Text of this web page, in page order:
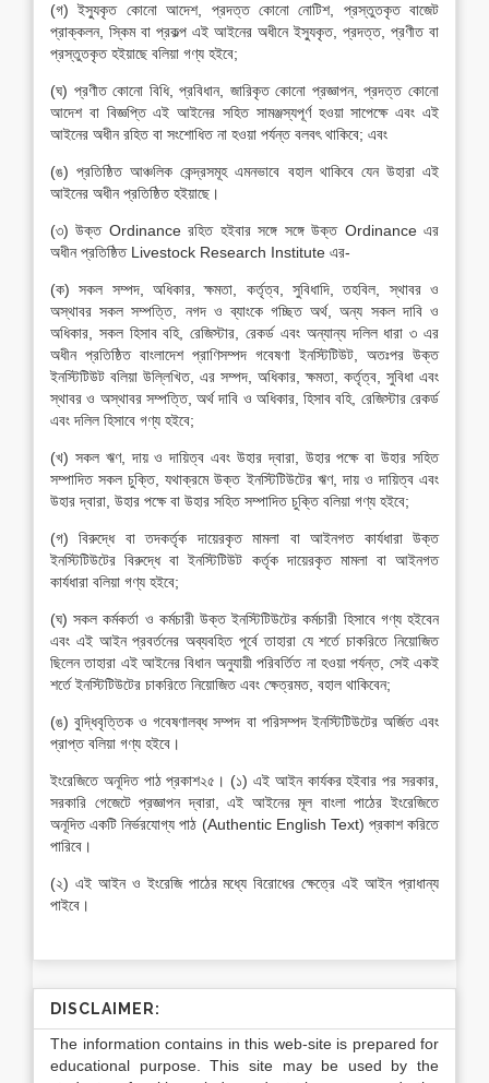
(গ) ইস্যুকৃত কোনো আদেশ, প্রদত্ত কোনো নোটিশ, প্রস্তুতকৃত বাজেট
প্রাক্কলন, স্কিম বা প্রকল্প এই আইনের অধীনে ইস্যুকৃত, প্রদত্ত, প্রণীত বা
প্রস্তুতকৃত হইয়াছে বলিয়া গণ্য হইবে;
(ঘ) প্রণীত কোনো বিধি, প্রবিধান, জারিকৃত কোনো প্রজ্ঞাপন, প্রদত্ত কোনো
আদেশ বা বিজ্ঞপ্তি এই আইনের সহিত সামঞ্জস্যপূর্ণ হওয়া সাপেক্ষে এবং এই
আইনের অধীন রহিত বা সংশোধিত না হওয়া পর্যন্ত বলবৎ থাকিবে; এবং
(ঙ) প্রতিষ্ঠিত আঞ্চলিক কেন্দ্রসমূহ এমনভাবে বহাল থাকিবে যেন উহারা এই
আইনের অধীন প্রতিষ্ঠিত হইয়াছে।
(৩) উক্ত Ordinance রহিত হইবার সঙ্গে সঙ্গে উক্ত Ordinance এর
অধীন প্রতিষ্ঠিত Livestock Research Institute এর-
(ক) সকল সম্পদ, অধিকার, ক্ষমতা, কর্তৃত্ব, সুবিধাদি, তহবিল, স্থাবর ও
অস্থাবর সকল সম্পত্তি, নগদ ও ব্যাংকে গচ্ছিত অর্থ, অন্য সকল দাবি ও
অধিকার, সকল হিসাব বহি, রেজিস্টার, রেকর্ড এবং অন্যান্য দলিল ধারা ৩ এর
অধীন প্রতিষ্ঠিত বাংলাদেশ প্রাণিসম্পদ গবেষণা ইনস্টিটিউট, অতঃপর উক্ত
ইনস্টিটিউট বলিয়া উল্লিখিত, এর সম্পদ, অধিকার, ক্ষমতা, কর্তৃত্ব, সুবিধা এবং
স্থাবর ও অস্থাবর সম্পত্তি, অর্থ দাবি ও অধিকার, হিসাব বহি, রেজিস্টার রেকর্ড
এবং দলিল হিসাবে গণ্য হইবে;
(খ) সকল ঋণ, দায় ও দায়িত্ব এবং উহার দ্বারা, উহার পক্ষে বা উহার সহিত
সম্পাদিত সকল চুক্তি, যথাক্রমে উক্ত ইনস্টিটিউটের ঋণ, দায় ও দায়িত্ব এবং
উহার দ্বারা, উহার পক্ষে বা উহার সহিত সম্পাদিত চুক্তি বলিয়া গণ্য হইবে;
(গ) বিরুদ্ধে বা তদকর্তৃক দায়েরকৃত মামলা বা আইনগত কার্যধারা উক্ত
ইনস্টিটিউটের বিরুদ্ধে বা ইনস্টিটিউট কর্তৃক দায়েরকৃত মামলা বা আইনগত
কার্যধারা বলিয়া গণ্য হইবে;
(ঘ) সকল কর্মকর্তা ও কর্মচারী উক্ত ইনস্টিটিউটের কর্মচারী হিসাবে গণ্য হইবেন
এবং এই আইন প্রবর্তনের অব্যবহিত পূর্বে তাহারা যে শর্তে চাকরিতে নিয়োজিত
ছিলেন তাহারা এই আইনের বিধান অনুযায়ী পরিবর্তিত না হওয়া পর্যন্ত, সেই একই
শর্তে ইনস্টিটিউটের চাকরিতে নিয়োজিত এবং ক্ষেত্রমত, বহাল থাকিবেন;
(ঙ) বুদ্ধিবৃত্তিক ও গবেষণালব্ধ সম্পদ বা পরিসম্পদ ইনস্টিটিউটের অর্জিত এবং
প্রাপ্ত বলিয়া গণ্য হইবে।
ইংরেজিতে অনূদিত পাঠ প্রকাশ২৫। (১) এই আইন কার্যকর হইবার পর সরকার,
সরকারি গেজেটে প্রজ্ঞাপন দ্বারা, এই আইনের মূল বাংলা পাঠের ইংরেজিতে
অনূদিত একটি নির্ভরযোগ্য পাঠ (Authentic English Text) প্রকাশ করিতে
পারিবে।
(২) এই আইন ও ইংরেজি পাঠের মধ্যে বিরোধের ক্ষেত্রে এই আইন প্রাধান্য
পাইবে।
DISCLAIMER:
The information contains in this web-site is prepared for
educational purpose. This site may be used by the